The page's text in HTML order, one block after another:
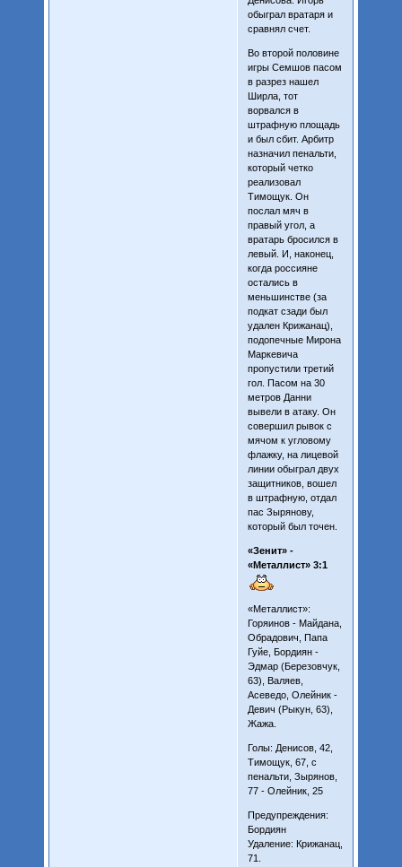
обыграл вратаря и
сравнял счет.
Во второй половине
игры Семшов пасом
в разрез нашел
Ширла, тот
ворвался в
штрафную площадь
и был сбит. Арбитр
назначил пенальти,
который четко
реализовал
Тимощук. Он
послал мяч в
правый угол, а
вратарь бросился в
левый. И, наконец,
когда россияне
остались в
меньшинстве (за
подкат сзади был
удален Крижанац),
подопечные Мирона
Маркевича
пропустили третий
гол. Пасом на 30
метров Данни
вывели в атаку. Он
совершил рывок с
мячом к угловому
флажку, на лицевой
линии обыграл двух
защитников, вошел
в штрафную, отдал
пас Зырянову,
который был точен.
«Зенит» -
«Металлист» 3:1
«Металлист»:
Горяинов - Майдана,
Обрадович, Папа
Гуйе, Бордиян -
Эдмар (Березовчук,
63), Валяев,
Асеведо, Олейник -
Девич (Рыкун, 63),
Жажа.
Голы: Денисов, 42,
Тимощук, 67, с
пенальти, Зырянов,
77 - Олейник, 25
Предупреждения:
Бордиян
Удаление: Крижанац,
71.